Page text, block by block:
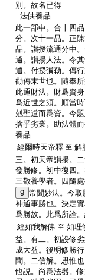
別。故名已得
法供養品
此一部中。合十四
分。次十一品。正
品。讃授流通分中
通。讃揚人法。令
通。付授彌勒。傳
勸傳末世也。隨奉
此通財法。財爲資
爲近世之須。順當
剋聖道而爲資。今
捨乎劣業。助法體
養品
經爾時天帝釋 至 解
三。初天帝讃揚。
發勝修。初中復四
三敬養學者。四隨
9 常聞妙法。今
神通事勝也。決定
爲勝故。此爲所詮
經如我解佛 至 如理
益。有二。初設修
成大益。後明修勝
聞。二信解。思惟
他説。尚爲法器。